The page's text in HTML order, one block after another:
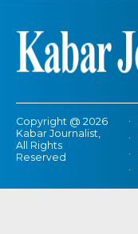
Copyright @ 2026
Kabar Journalist,
All Rights
Reserved